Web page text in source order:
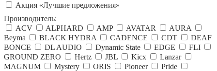
Акция «Лучшие предложения»
Производитель:
ACV
ALPHARD AMP AVATAR
AURA
Beyma
BLACK HYDRA CADENCE CDT
DEAF
BONCE
DL AUDIO Dynamic State EDGE
FLI
GROUND ZERO
Hertz JBL Kicx
Lanzar
MAGNUM
Mystery ORIS Pioneer
Pride